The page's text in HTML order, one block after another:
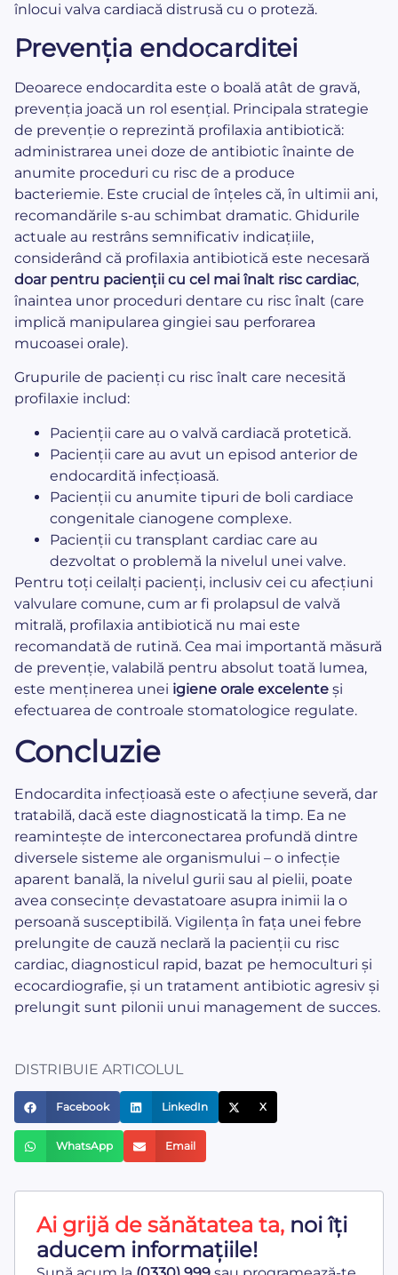
înlocui valva cardiacă distrusă cu o proteză.
Prevenția endocarditei
Deoarece endocardita este o boală atât de gravă,
prevenția joacă un rol esențial. Principala strategie
de prevenție o reprezintă profilaxia antibiotică:
administrarea unei doze de antibiotic înainte de
anumite proceduri cu risc de a produce
bacteriemie. Este crucial de înțeles că, în ultimii ani,
recomandările s-au schimbat dramatic. Ghidurile
actuale au restrâns semnificativ indicațiile,
considerând că profilaxia antibiotică este necesară
doar pentru pacienții cu cel mai înalt risc cardiac,
înaintea unor proceduri dentare cu risc înalt (care
implică manipularea gingiei sau perforarea
mucoasei orale).
Grupurile de pacienți cu risc înalt care necesită
profilaxie includ:
Pacienții care au o valvă cardiacă protetică.
Pacienții care au avut un episod anterior de
endocardită infecțioasă.
Pacienții cu anumite tipuri de boli cardiace
congenitale cianogene complexe.
Pacienții cu transplant cardiac care au
dezvoltat o problemă la nivelul unei valve.
Pentru toți ceilalți pacienți, inclusiv cei cu afecțiuni
valvulare comune, cum ar fi prolapsul de valvă
mitrală, profilaxia antibiotică nu mai este
recomandată de rutină. Cea mai importantă măsură
de prevenție, valabilă pentru absolut toată lumea,
este menținerea unei igiene orale excelente și
efectuarea de controale stomatologice regulate.
Concluzie
Endocardita infecțioasă este o afecțiune severă, dar
tratabilă, dacă este diagnosticată la timp. Ea ne
reamintește de interconectarea profundă dintre
diversele sisteme ale organismului – o infecție
aparent banală, la nivelul gurii sau al pielii, poate
avea consecințe devastatoare asupra inimii la o
persoană susceptibilă. Vigilența în fața unei febre
prelungite de cauză neclară la pacienții cu risc
cardiac, diagnosticul rapid, bazat pe hemoculturi și
ecocardiografie, și un tratament antibiotic agresiv și
prelungit sunt pilonii unui management de succes.
DISTRIBUIE ARTICOLUL
Facebook LinkedIn X
WhatsApp Email
Ai grijă de sănătatea ta, noi îți
aducem informațiile!